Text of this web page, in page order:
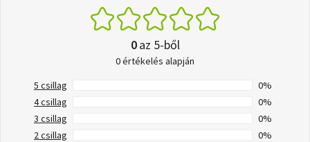
0az 5-ből
0 értékelés alapján
5 csillag
0%
4 csillag
0%
3 csillag
0%
2 csillag
0%